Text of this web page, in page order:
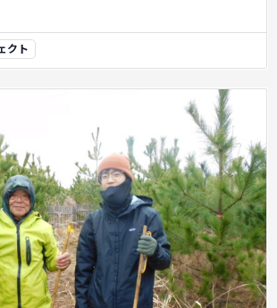
クト